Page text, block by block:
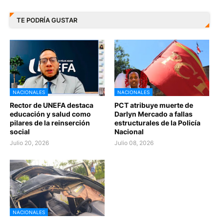
TE PODRÍA GUSTAR
NACIONALES
Rector de UNEFA destaca
educación y salud como
pilares de la reinserción
social
Julio 20, 2026
NACIONALES
PCT atribuye muerte de
Darlyn Mercado a fallas
estructurales de la Policía
Nacional
Julio 08, 2026
NACIONALES